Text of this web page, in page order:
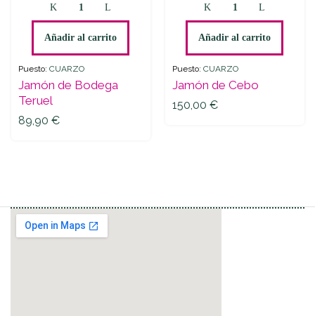
Bodega
quantity
Añadir al carrito
Puesto: CUARZO
Jamón de Bodega
Teruel
89,90 €
Cebo
Añadir al carrito
Puesto: CUARZO
Jamón de Cebo
150,00 €